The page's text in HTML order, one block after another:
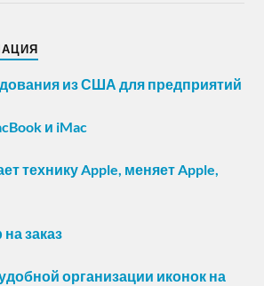
из США для предприятий
и iMac
технику Apple, меняет Apple,
заказ
организации иконок на